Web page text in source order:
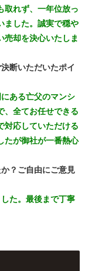
取れず、一年位放っ
ました。誠実で穏や
売却を決心いたしま
断いただいたポイ
ある亡父のマンシ
、全てお任せできる
対応していただける
たが御社が一番熱心
？ご自由にご意見
た。最後まで丁寧